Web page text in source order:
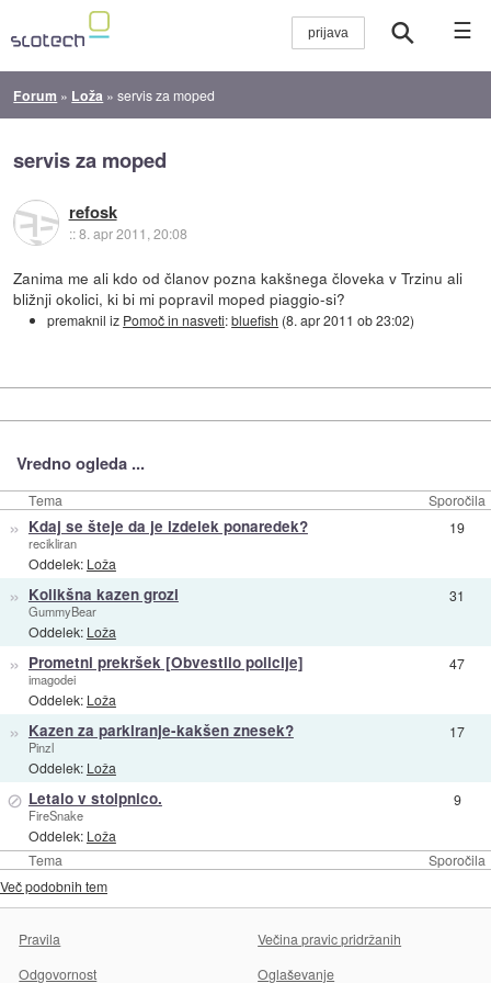
☰
Forum » Loža »servis za moped
servis za moped
refosk
::8. apr 2011, 20:08
Zanima me ali kdo od članov pozna kakšnega človeka v Trzinu ali
bližnji okolici, ki bi mi popravil moped piaggio-si?
premaknil iz Pomoč in nasveti:bluefish (8. apr 2011 ob 23:02)
Vredno ogleda ...
Tema Sporočila
Tema Sporočila
» Kdaj se šteje da je izdelek ponaredek?
recikliran
Oddelek: Loža
19
» Kolikšna kazen grozi
GummyBear
Oddelek: Loža
31
» Prometni prekršek [Obvestilo policije]
imagodei
Oddelek: Loža
47
» Kazen za parkiranje-kakšen znesek?
Pinzl
Oddelek: Loža
17
⊘ Letalo v stolpnico.
FireSnake
Oddelek: Loža
9
Več podobnih tem
Pravila
Večina pravic pridržanih
Odgovornost
Oglaševanje